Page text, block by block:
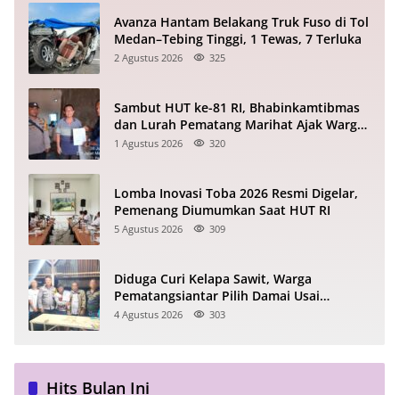
Avanza Hantam Belakang Truk Fuso di Tol
Medan–Tebing Tinggi, 1 Tewas, 7 Terluka
2 Agustus 2026 325
Sambut HUT ke-81 RI, Bhabinkamtibmas
dan Lurah Pematang Marihat Ajak Warga
Kibarkan Merah Putih
1 Agustus 2026 320
Lomba Inovasi Toba 2026 Resmi Digelar,
Pemenang Diumumkan Saat HUT RI
5 Agustus 2026 309
Diduga Curi Kelapa Sawit, Warga
Pematangsiantar Pilih Damai Usai
Dimediasi Polisi
4 Agustus 2026 303
Hits Bulan Ini